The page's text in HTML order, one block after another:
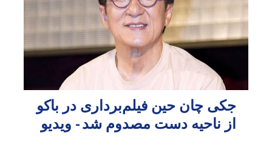
جکی چان حین فیلم‌برداری در باکو
از ناحیه دست مصدوم شد - ویدیو